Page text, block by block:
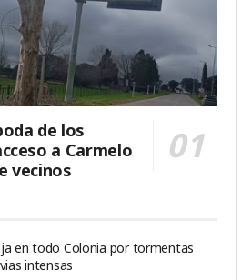
de los
a Carmelo
vecinos
en todo Colonia por tormentas
intensas